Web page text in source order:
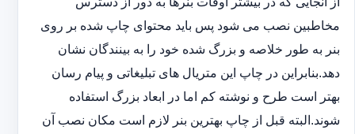
مخاطبین نصب می شود پس باید محتوای چاپ شده بر روی
بنر به طور خلاصه و بزرگ شده خود را به بینندگان نشان
دهد.بنابراین در چاپ این متریال های تبلیغاتی و پیام رسان
بهتر است طرح و نوشته کم اما در ابعاد بزرگ استفاده
شوند.البته قبل از چاپ بهترین بنر لازم است مکان نصب آن